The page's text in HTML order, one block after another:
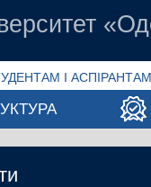
І АСПІРАНТАМ